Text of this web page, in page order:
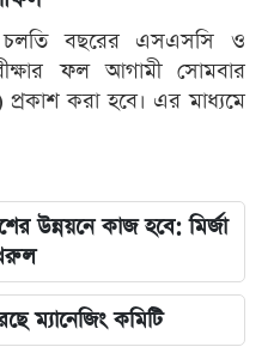
বছরের এসএসসি ও
ফল আগামী সোমবার
করা হবে। এর মাধ্যমে
উন্নয়নে কাজ হবে: মির্জা
ম্যানেজিং কমিটি